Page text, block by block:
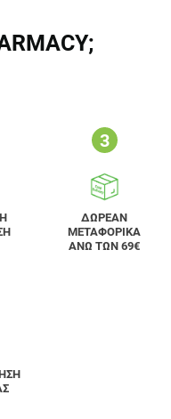
ΔΩΡΕΑΝ
ΜΕΤΑΦΟΡΙΚΑ
ΑΝΩ ΤΩΝ 69€